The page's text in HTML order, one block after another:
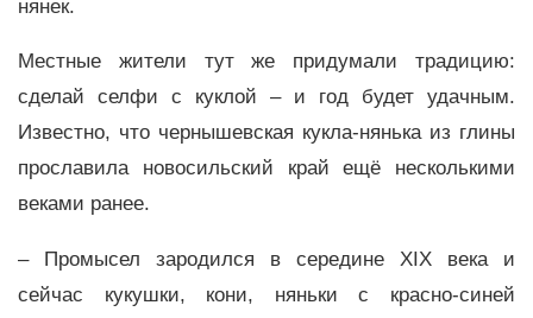
нянек.
Местные жители тут же придумали традицию:
сделай селфи с куклой – и год будет удачным.
Известно, что чернышевская кукла-нянька из глины
прославила новосильский край ещё несколькими
веками ранее.
– Промысел зародился в середине XIX века и
сейчас кукушки, кони, няньки с красно-синей